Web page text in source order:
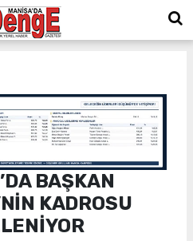
BAŞKAN
KADROSU